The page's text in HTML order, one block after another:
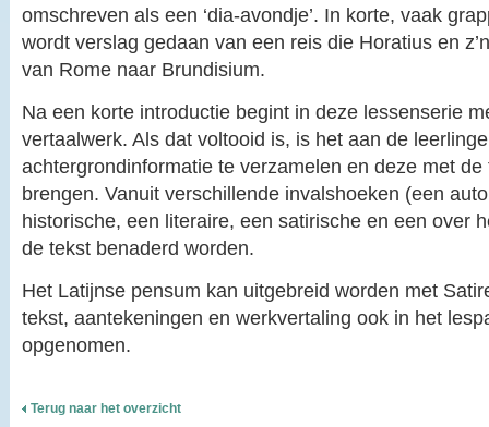
omschreven als een ‘dia-avondje’. In korte, vaak
wordt verslag gedaan van een reis die Horatius en
van Rome naar Brundisium.
Na een korte introductie begint in deze lessenserie
vertaalwerk. Als dat voltooid is, is het aan de
achtergrondinformatie te verzamelen en deze met
brengen. Vanuit verschillende invalshoeken (een
historische, een literaire, een satirische en een over
de tekst benaderd worden.
Het Latijnse pensum kan uitgebreid worden met
tekst, aantekeningen en werkvertaling ook in het
opgenomen.
Terug naar het overzicht